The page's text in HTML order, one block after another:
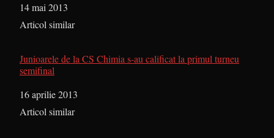
Dată
14 mai 2013
În legătură cu
Articol similar
Junioarele de la CS Chimia s-au calificat la primul turneu
semifinal
Dată
16 aprilie 2013
În legătură cu
Articol similar